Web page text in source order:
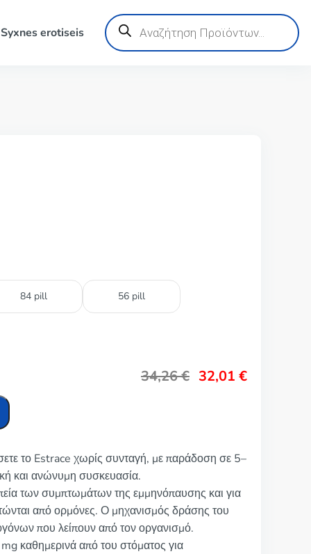
Syxnes erotiseis
Products
search
84 pill 56 pill
34,26€ 32,01 €
το Estrace χωρίς συνταγή, με παράδοση σε 5–
και ανώνυμη συσκευασία.
των συμπτωμάτων της εμμηνόπαυσης και για
από ορμόνες. Ο μηχανισμός δράσης του
που λείπουν από τον οργανισμό.
καθημερινά από του στόματος για